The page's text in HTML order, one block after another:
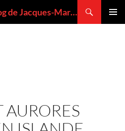
VOLCANMANIA : le blog de Jacques-Marie BARDINTZEFF, volcanologue
AURORES